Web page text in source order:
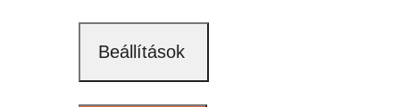
Beállítások